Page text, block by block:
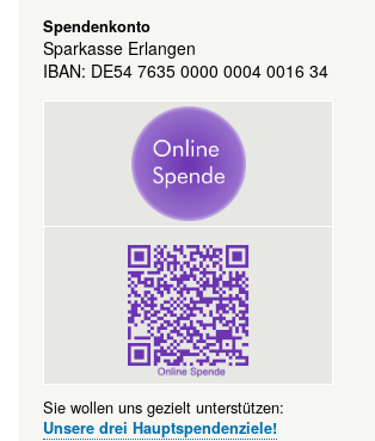
Spendenkonto
Sparkasse Erlangen
IBAN: DE54 7635 0000 0004 0016 34
Sie wollen uns gezielt unterstützen:
Unsere drei Hauptspendenziele!